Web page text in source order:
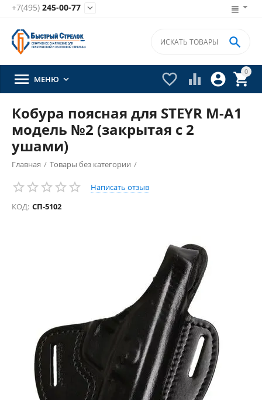
+7(495) 245-00-77 
0


 

 МЕНЮ 
Кобура поясная для STEYR M-A1
модель №2 (закрытая с 2
ушами)
Главная / Товары без категории /
Написать отзыв
КОД: СП-5102